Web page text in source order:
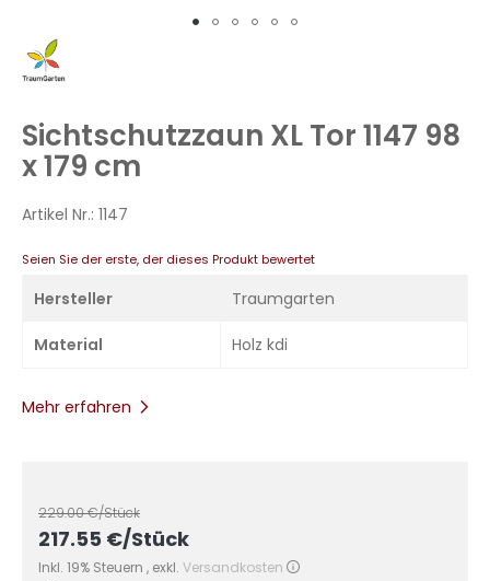
Zum
Anfang
springen
Sichtschutzzaun XL Tor 1147 98
x 179 cm
Artikel Nr.: 1147
Seien Sie der erste, der dieses Produkt bewertet
Hersteller Traumgarten
Material Holz kdi
Mehr erfahren
229.00€/Stück
217.55 €/Stück
Inkl. 19% Steuern , exkl. Versandkosten